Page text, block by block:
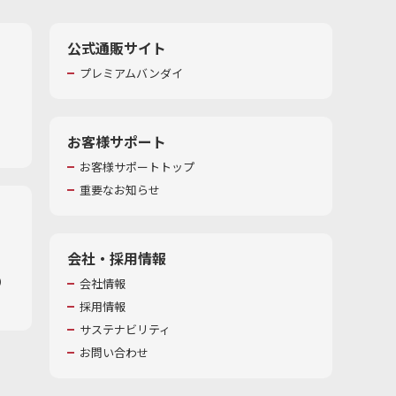
公式通販サイト
プレミアムバンダイ
お客様サポート
お客様サポートトップ
重要なお知らせ
会社・採用情報
会社情報
採用情報
サステナビリティ
お問い合わせ